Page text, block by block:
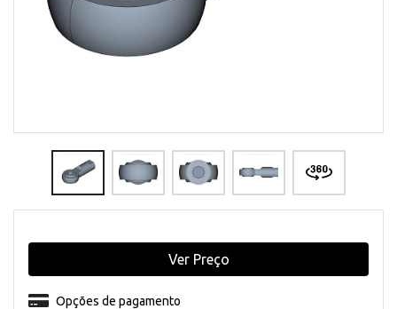
Opções de pagamento
Ver Preço